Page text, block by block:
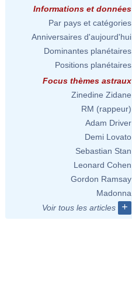
Informations et données
Par pays et catégories
Anniversaires d'aujourd'hui
Dominantes planétaires
Positions planétaires
Focus thèmes astraux
Zinedine Zidane
RM (rappeur)
Adam Driver
Demi Lovato
Sebastian Stan
Leonard Cohen
Gordon Ramsay
Madonna
Voir tous les articles
+